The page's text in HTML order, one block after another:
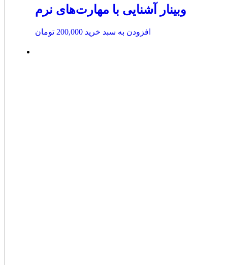
وبینار آشنایی با مهارت‌های نرم
200,000 تومان افزودن به سبد خرید